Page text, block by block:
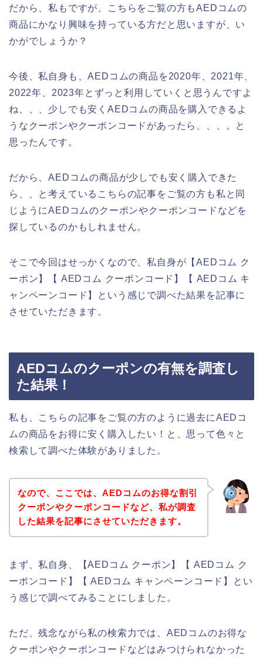
だから、私もですが、こちらをご覧の方もAEDコムの
商品にかなり興味を持っている方だと思いますが、い
かがでしょうか？
今後、私自身も、AEDコムの商品を2020年、2021年、
2022年、2023年とずっと利用していくと思うんですよ
ね、、、少しでも安くAEDコムの商品を購入できるよ
うなクーポンやクーポンコードがあったら、、、。と
思ったんです。
だから、AEDコムの商品が少しでも安く購入できた
ら、、と考えているこちらの記事をご覧の方も私と同
じようにAEDコムのクーポンやクーポンコードなどを
探しているのかもしれません。
そこで今回はせっかくなので、私自身が【AEDコム ク
ーポン】【 AEDコム クーポンコード】【 AEDコム キ
ャンペーンコード】という感じで調べた結果を記事に
させていただきます。
AEDコムのクーポンの有無を調査し
た結果！
私も、こちらの記事をご覧の方のように過去にAEDコ
ムの商品をお得に安く購入したい！と、思って色々と
検索して調べた体験がありました。
なので、ここでは、AEDコムのお得な割引
クーポンやクーポンコードなど、私が調査
した結果を記事にさせていただきます。
まず、私自身、【AEDコム クーポン】【 AEDコム ク
ーポンコード】【 AEDコム キャンペーンコード】とい
う感じで調べてみることにしました。
ただ、残念ながら私の検索力では、AEDコムのお得な
クーポンやクーポンコードなどはみつけられなかった